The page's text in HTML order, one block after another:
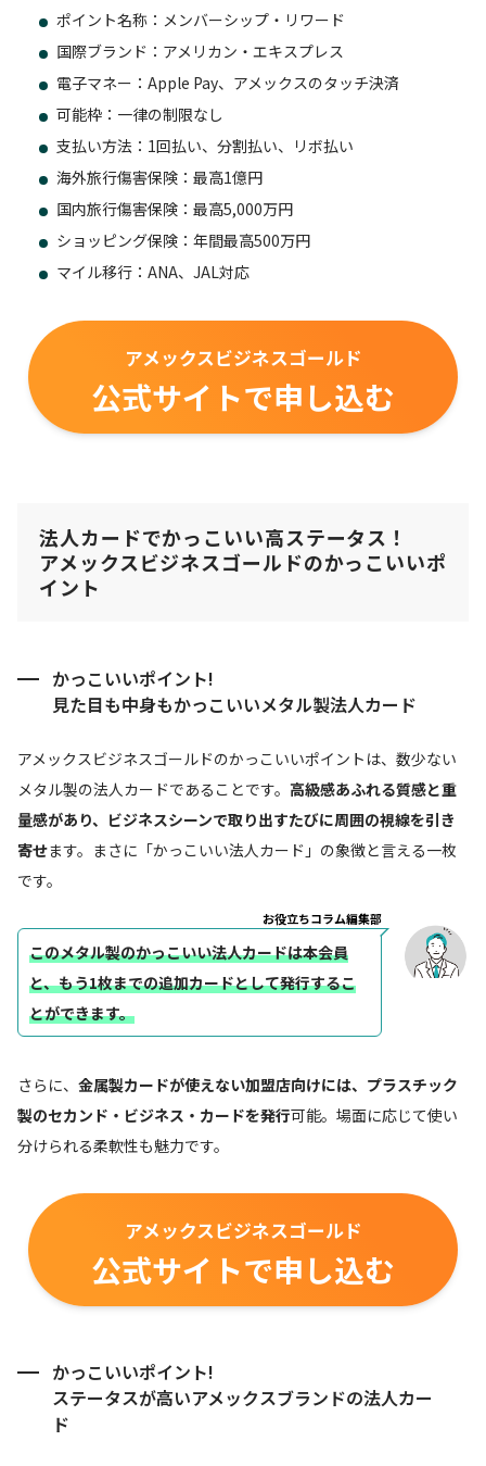
ポイント名称：メンバーシップ・リワード
国際ブランド：アメリカン・エキスプレス
電子マネー：Apple Pay、アメックスのタッチ決済
可能枠：一律の制限なし
支払い方法：1回払い、分割払い、リボ払い
海外旅行傷害保険：最高1億円
国内旅行傷害保険：最高5,000万円
ショッピング保険：年間最高500万円
マイル移行：ANA、JAL対応
アメックスビジネスゴールド
公式サイトで申し込む
法人カードでかっこいい高ステータス！
アメックスビジネスゴールドのかっこいいポ
イント
かっこいいポイント!
見た目も中身もかっこいいメタル製法人カード
アメックスビジネスゴールドのかっこいいポイントは、数少ない
メタル製の法人カードであることです。 高級感あふれる質感と重
量感があり、ビジネスシーンで取り出すたびに周囲の視線を引き
寄せます。まさに「かっこいい法人カード」の象徴と言える一枚
です。
お役立ちコラム編集部
このメタル製のかっこいい法人カードは本会員
と、もう1枚までの追加カードとして発行するこ
とができます。
さらに、 金属製カードが使えない加盟店向けには、プラスチック
製のセカンド・ビジネス・カードを発行可能。場面に応じて使い
分けられる柔軟性も魅力です。
アメックスビジネスゴールド
公式サイトで申し込む
かっこいいポイント!
ステータスが高いアメックスブランドの法人カー
ド